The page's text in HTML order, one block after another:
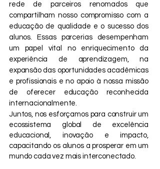
rede de parceiros renomados que
compartilham nosso compromisso com a
educação de qualidade e o sucesso dos
alunos. Essas parcerias desempenham
um papel vital no enriquecimento da
experiência de aprendizagem, na
expansão das oportunidades acadêmicas
e profissionais e no apoio à nossa missão
de oferecer educação reconhecida
internacionalmente.
Juntos, nos esforçamos para construir um
ecossistema global de excelência
educacional, inovação e impacto,
capacitando os alunos a prosperar em um
mundo cada vez mais interconectado.